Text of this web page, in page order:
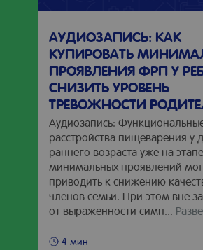
АУДИОЗАПИСЬ: КАК
КУПИРОВАТЬ
ПРОЯВЛЕНИЯ ФРП У
СНИЗИТЬ УРОВЕНЬ
ТРЕВОЖНОСТИ
Аудиозапись:
расстройства пищеварения у
раннего возраста уже на этапе
минимальных проявлений
приводить к снижению
членов семьи. При этом вне
от выраженности симп...
4 мин